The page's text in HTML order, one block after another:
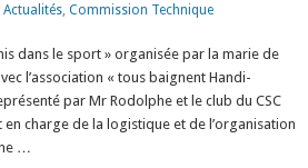
Actualités,Commission Technique
dans le sport » organisée par la marie de
l’association « tous baignent Handi-
par Mr Rodolphe et le club du CSC
charge de la logistique et de l’organisation
…